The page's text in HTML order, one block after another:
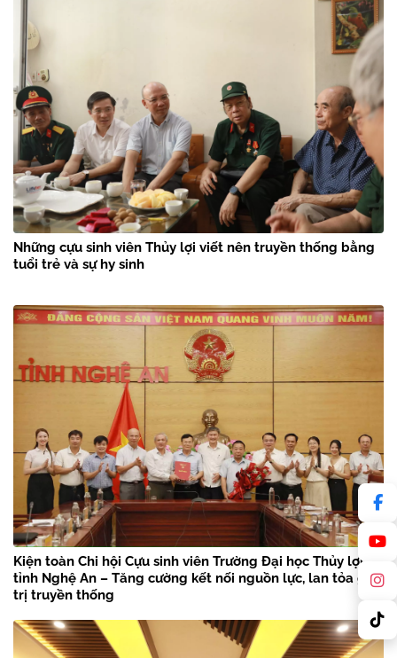
Những cựu sinh viên Thủy lợi viết nên truyền thống bằng
tuổi trẻ và sự hy sinh
Kiện toàn Chi hội Cựu sinh viên Trường Đại học Thủy lợi
tỉnh Nghệ An – Tăng cường kết nối nguồn lực, lan tỏa giá
trị truyền thống